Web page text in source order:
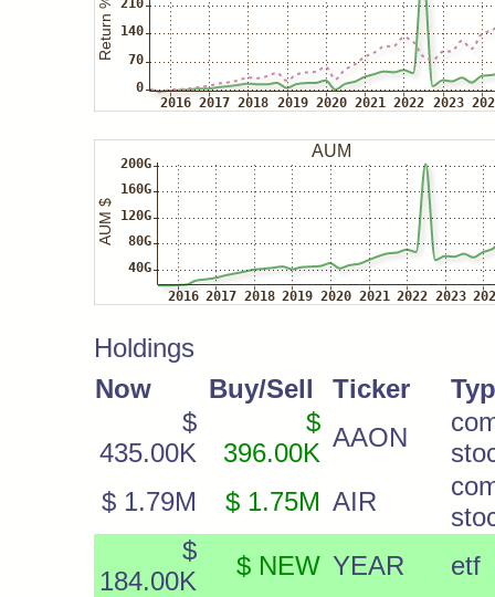
Holdings
Now
Buy/Sell Ticker
$
435.00K
$
396.00K
AAON
$ 1.79M
$ 1.75M AIR
$
184.00K
$ NEW YEAR
etf